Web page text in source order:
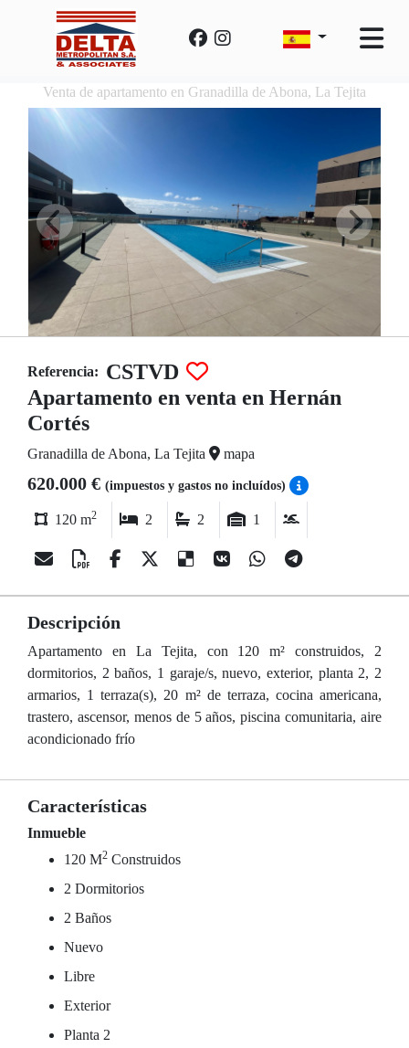
Venta de apartamento en Granadilla de Abona, La Tejita
Referencia: CSTVD
Apartamento en venta en Hernán
Cortés
Granadilla de Abona, La Tejita mapa
620.000 € (impuestos y gastos no incluídos)
120 m2 2 2 1
Descripción
Apartamento en La Tejita, con 120 m² construidos, 2
dormitorios, 2 baños, 1 garaje/s, nuevo, exterior, planta 2, 2
armarios, 1 terraza(s), 20 m² de terraza, cocina americana,
trastero, ascensor, menos de 5 años, piscina comunitaria, aire
acondicionado frío
Características
Inmueble
120 M2 Construidos
2 Dormitorios
2 Baños
Nuevo
Libre
Exterior
Planta 2